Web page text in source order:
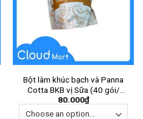
Bột làm khúc bạch và Panna
Cotta BKB vị Sữa (40 gói/
thùng) – Gói
80.000₫